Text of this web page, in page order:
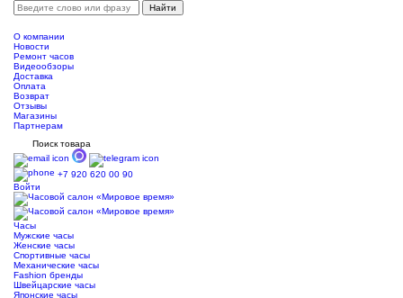
О компании
Новости
Ремонт часов
Видеообзоры
Доставка
Оплата
Возврат
Отзывы
Магазины
Партнерам
Поиск товара
+7 920 620 00 90
Войти
Часы
Мужские часы
Женские часы
Спортивные часы
Механические часы
Fashion бренды
Швейцарские часы
Японские часы